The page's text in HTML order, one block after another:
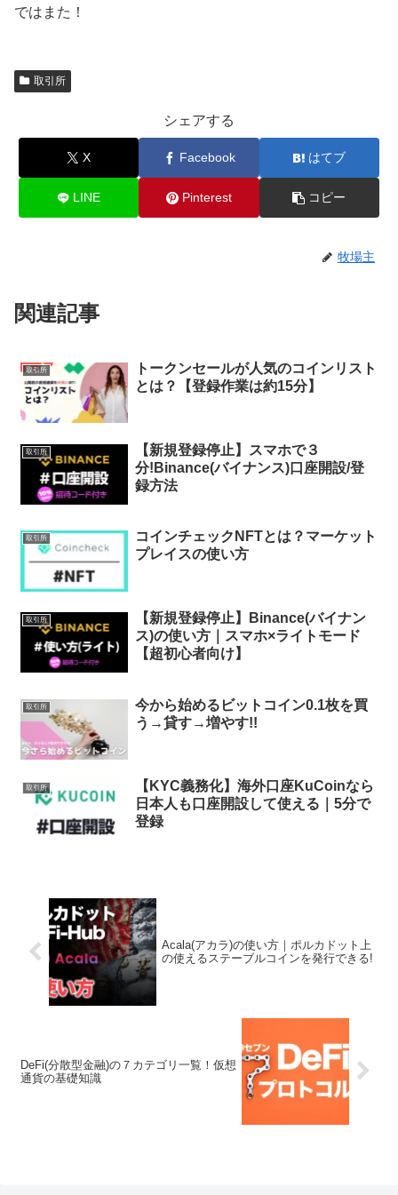
ではまた！
取引所
シェアする
X Facebook はてブ
LINE Pinterest コピー
牧場主
関連記事
取引所
トークンセールが人気のコインリスト
とは？【登録作業は約15分】
取引所
【新規登録停止】スマホで３
分!Binance(バイナンス)口座開設/登
録方法
取引所
コインチェックNFTとは？マーケット
プレイスの使い方
取引所
【新規登録停止】Binance(バイナン
ス)の使い方｜スマホ×ライトモード
【超初心者向け】
取引所
今から始めるビットコイン0.1枚を買
う→貸す→増やす!!
取引所
【KYC義務化】海外口座KuCoinなら
日本人も口座開設して使える｜5分で
登録
Acala(アカラ)の使い方｜ポルカドット上
の使えるステーブルコインを発行できる!
DeFi(分散型金融)の７カテゴリ一覧！仮想
通貨の基礎知識